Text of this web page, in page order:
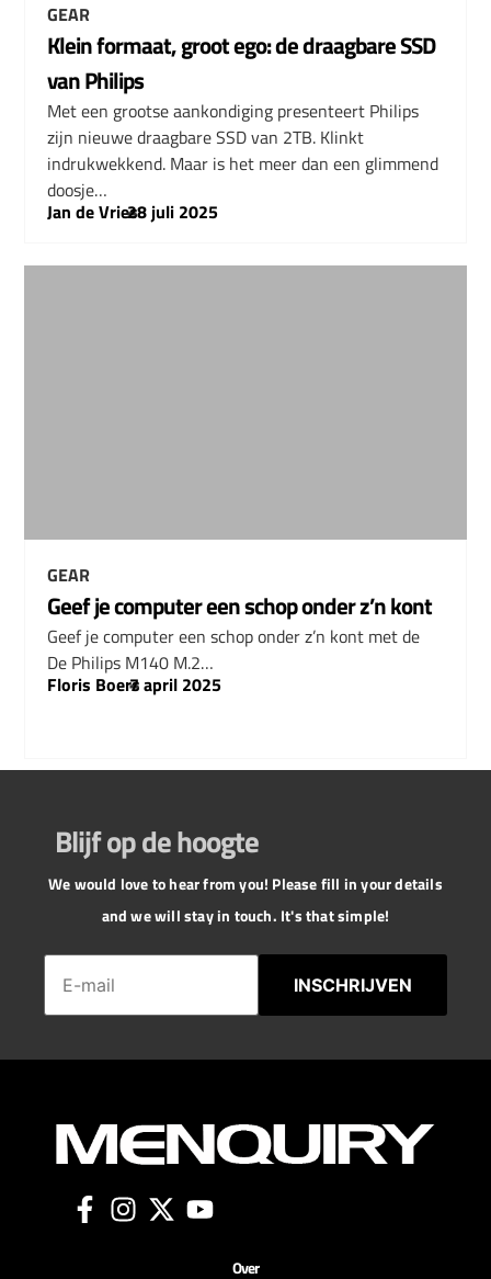
GEAR
Klein formaat, groot ego: de draagbare SSD
van Philips
Met een grootse aankondiging presenteert Philips
zijn nieuwe draagbare SSD van 2TB. Klinkt
indrukwekkend. Maar is het meer dan een glimmend
doosje…
Jan de Vries
–
28 juli 2025
GEAR
Geef je computer een schop onder z’n kont
Geef je computer een schop onder z’n kont met de
De Philips M140 M.2…
Floris Boers
–
7 april 2025
Blijf op de hoogte
We would love to hear from you! Please fill in your details
and we will stay in touch. It's that simple!
INSCHRIJVEN
Over